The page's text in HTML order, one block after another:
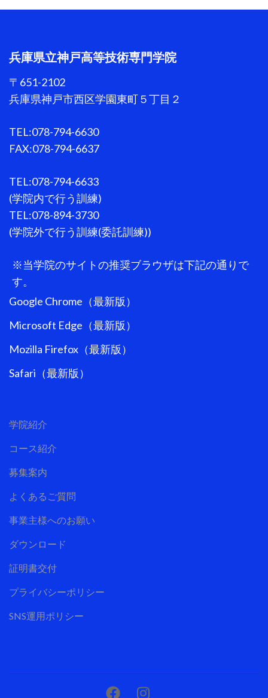
兵庫県立神戸高等技術専門学院
〒651-2102
兵庫県神戸市西区学園東町５丁目２
TEL:078-794-6630
FAX:078-794-6637
TEL:078-794-6633
(学院内で行う訓練)
TEL:078-894-3730
(学院外で行う訓練(委託訓練))
※当学院のサイトの推奨ブラウザは下記の通りで
す。
Google Chrome（最新版）
Microsoft Edge（最新版）
Mozilla Firefox（最新版）
Safari（最新版）
学院紹介
コース紹介
募集案内
よくあるご質問
事業主様へのお願い
ダウンロード
証明書交付
プライバシーポリシー
SNS運用ポリシー